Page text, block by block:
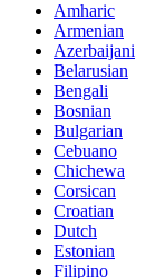
Amharic
Armenian
Azerbaijani
Belarusian
Bengali
Bosnian
Bulgarian
Cebuano
Chichewa
Corsican
Croatian
Dutch
Estonian
Filipino